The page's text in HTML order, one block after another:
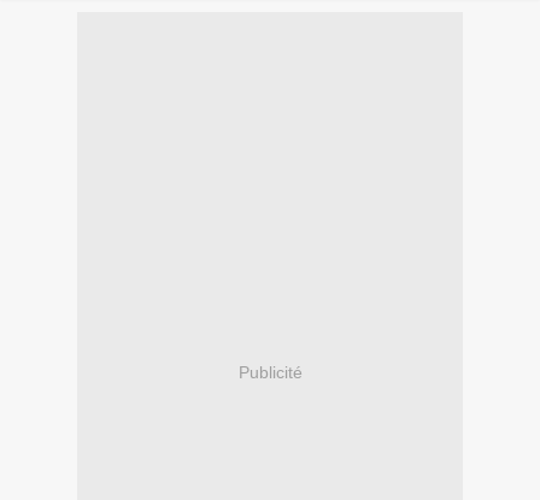
Publicité